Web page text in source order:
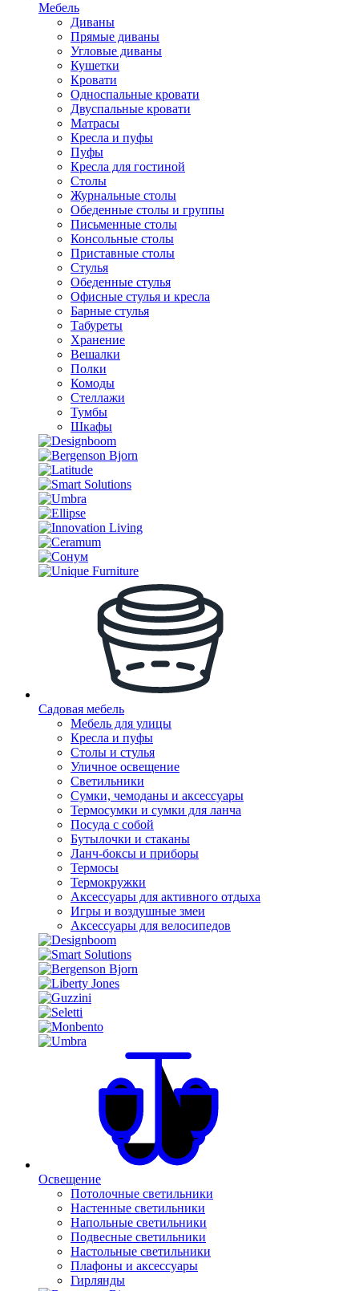
Мебель
Диваны
Прямые диваны
Угловые диваны
Кушетки
Кровати
Односпальные кровати
Двуспальные кровати
Матрасы
Кресла и пуфы
Пуфы
Кресла для гостиной
Столы
Журнальные столы
Обеденные столы и группы
Письменные столы
Консольные столы
Приставные столы
Стулья
Обеденные стулья
Офисные стулья и кресла
Барные стулья
Табуреты
Хранение
Вешалки
Полки
Комоды
Стеллажи
Тумбы
Шкафы
Садовая мебель
Мебель для улицы
Кресла и пуфы
Столы и стулья
Уличное освещение
Светильники
Сумки, чемоданы и аксессуары
Термосумки и сумки для ланча
Посуда с собой
Бутылочки и стаканы
Ланч-боксы и приборы
Термосы
Термокружки
Аксессуары для активного отдыха
Игры и воздушные змеи
Аксессуары для велосипедов
Освещение
Потолочные светильники
Настенные светильники
Напольные светильники
Подвесные светильники
Настольные светильники
Плафоны и аксессуары
Гирлянды